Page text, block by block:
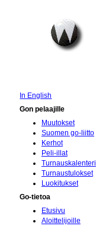
In English
Gon pelaajille
Muutokset
Suomen go-liitto
Kerhot
Peli-illat
Turnauskalenteri
Turnaustulokset
Luokitukset
Go-tietoa
Etusivu
Aloittelijoille